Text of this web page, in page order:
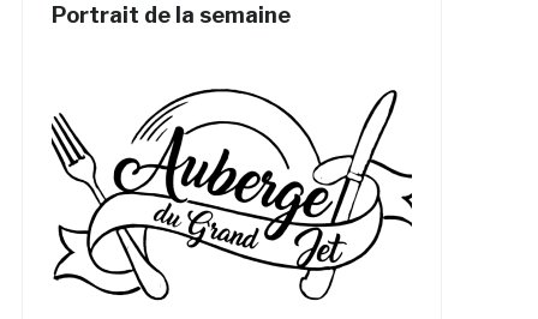
Portrait de la semaine